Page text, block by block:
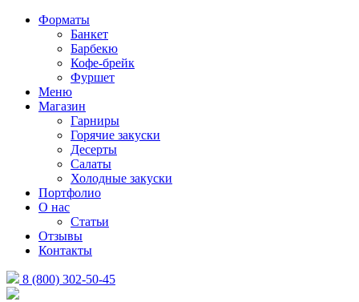
Форматы
Банкет
Барбекю
Кофе-брейк
Фуршет
Меню
Магазин
Гарниры
Горячие закуски
Десерты
Салаты
Холодные закуски
Портфолио
О нас
Статьи
Отзывы
Контакты
8 (800) 302-50-45